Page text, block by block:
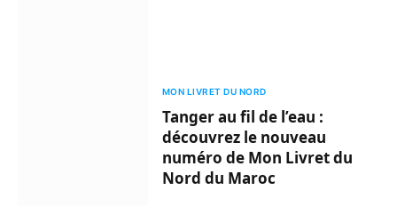
MON LIVRET DU NORD
Tanger au fil de l’eau :
découvrez le nouveau
numéro de Mon Livret du
Nord du Maroc